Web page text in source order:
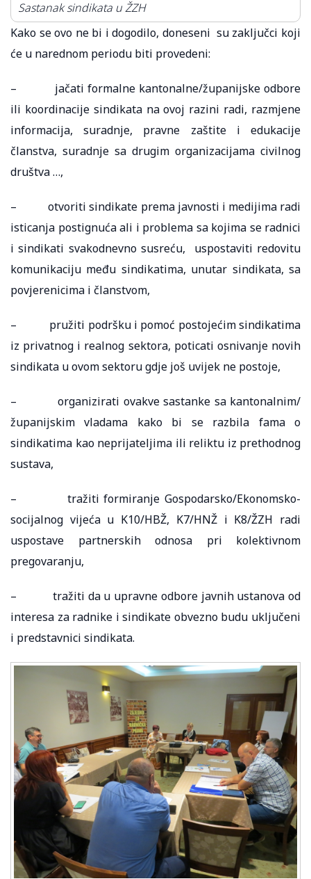
Sastanak sindikata u ŽZH
Kako se ovo ne bi i dogodilo, doneseni su zaključci koji
će u narednom periodu biti provedeni:
– jačati formalne kantonalne/županijske odbore
ili koordinacije sindikata na ovoj razini radi, razmjene
informacija, suradnje, pravne zaštite i edukacije
članstva, suradnje sa drugim organizacijama civilnog
društva …,
– otvoriti sindikate prema javnosti i medijima radi
isticanja postignuća ali i problema sa kojima se radnici
i sindikati svakodnevno susreću, uspostaviti redovitu
komunikaciju među sindikatima, unutar sindikata, sa
povjerenicima i članstvom,
– pružiti podršku i pomoć postojećim sindikatima
iz privatnog i realnog sektora, poticati osnivanje novih
sindikata u ovom sektoru gdje još uvijek ne postoje,
– organizirati ovakve sastanke sa kantonalnim/
županijskim vladama kako bi se razbila fama o
sindikatima kao neprijateljima ili reliktu iz prethodnog
sustava,
– tražiti formiranje Gospodarsko/Ekonomsko-
socijalnog vijeća u K10/HBŽ, K7/HNŽ i K8/ŽZH radi
uspostave partnerskih odnosa pri kolektivnom
pregovaranju,
– tražiti da u upravne odbore javnih ustanova od
interesa za radnike i sindikate obvezno budu uključeni
i predstavnici sindikata.